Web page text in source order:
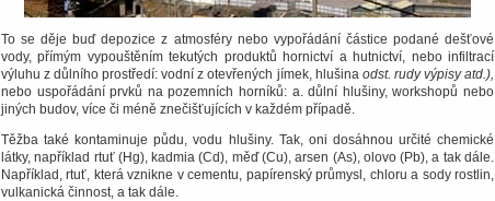
To se děje buď depozice z atmosféry nebo vypořádání částice podané dešťové
vody, přímým vypouštěním tekutých produktů hornictví a hutnictví, nebo infiltrací
výluhu z důlního prostředí: vodní z otevřených jímek, hlušina odst. rudy výpisy atd.),
nebo uspořádání prvků na pozemních horníků: a. důlní hlušiny, workshopů nebo
jiných budov, více či méně znečišťujících v každém případě.
Těžba také kontaminuje půdu, vodu hlušiny. Tak, oni dosáhnou určité chemické
látky, například rtuť (Hg), kadmia (Cd), měď (Cu), arsen (As), olovo (Pb), a tak dále.
Například, rtuť, která vznikne v cementu, papírenský průmysl, chloru a sody rostlin,
vulkanická činnost, a tak dále.